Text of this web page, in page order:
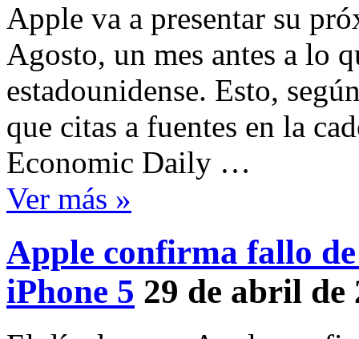
Apple va a presentar su
Agosto, un mes antes a lo
estadounidense. Esto,
que citas a fuentes en la
Economic Daily …
Ver más »
Apple confirma fallo
iPhone 5 29 de abril de